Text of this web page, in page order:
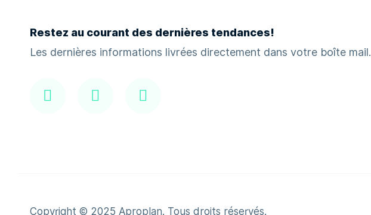
Restez au courant des dernières tendances!
Les dernières informations livrées directement dans votre boîte mail.
Copyright © 2025 Aproplan. Tous droits réservés.